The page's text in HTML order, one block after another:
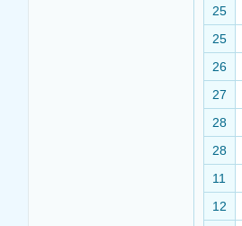
25
25
26
27
28
28
11
12